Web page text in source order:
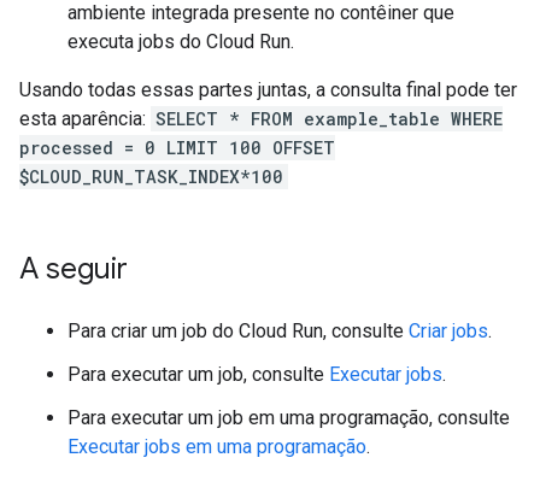
ambiente integrada presente no contêiner que
executa jobs do Cloud Run.
Usando todas essas partes juntas, a consulta final pode ter
esta aparência: SELECT * FROM example_table WHERE
processed = 0 LIMIT 100 OFFSET
$CLOUD_RUN_TASK_INDEX*100
A seguir
Para criar um job do Cloud Run, consulte Criar jobs.
Para executar um job, consulte Executar jobs.
Para executar um job em uma programação, consulte
Executar jobs em uma programação.